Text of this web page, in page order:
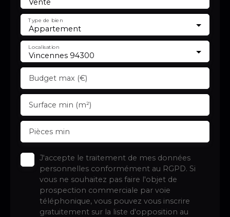
Appartement
Type de bien
Vincennes 94300
Localisation
Budget max (€)
Surface min (m²)
Pièces min
J'accepte le traitement de mes données
personnelles conformément au RGPD. Si
vous ne souhaitez pas faire l'objet de
prospection commerciale par voie
téléphonique, vous pouvez vous inscrire
gratuitement sur la liste d'opposition au